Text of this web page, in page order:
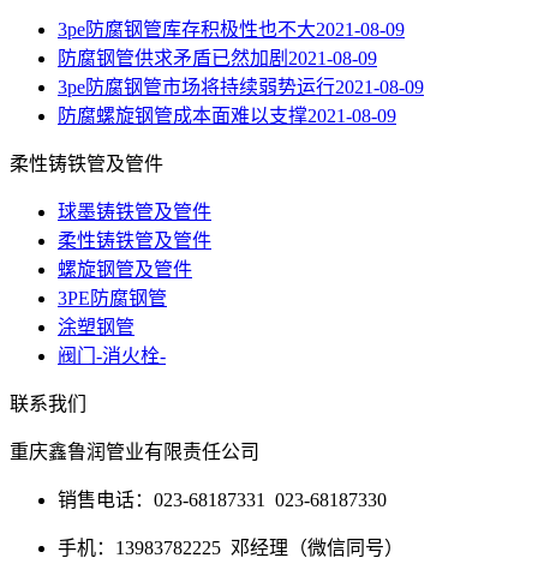
3pe防腐钢管库存积极性也不大2021-08-09
防腐钢管供求矛盾已然加剧 2021-08-09
3pe防腐钢管市场将持续弱势运行2021-08-09
防腐螺旋钢管成本面难以支撑2021-08-09
柔性铸铁管及管件
球墨铸铁管及管件
柔性铸铁管及管件
螺旋钢管及管件
3PE防腐钢管
涂塑钢管
阀门-消火栓-
联系我们
重庆鑫鲁润管业有限责任公司
销售电话：023-68187331 023-68187330
手机：13983782225 邓经理（微信同号）